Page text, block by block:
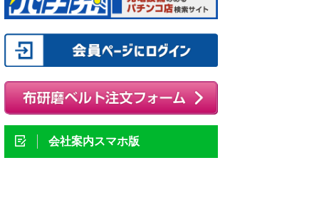
会社案内スマホ版